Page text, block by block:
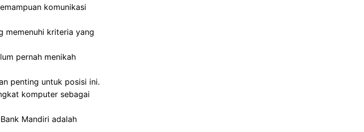
komunikasi
memenuhi kriteria yang
pernah menikah
penting untuk posisi ini.
komputer sebagai
Mandiri adalah